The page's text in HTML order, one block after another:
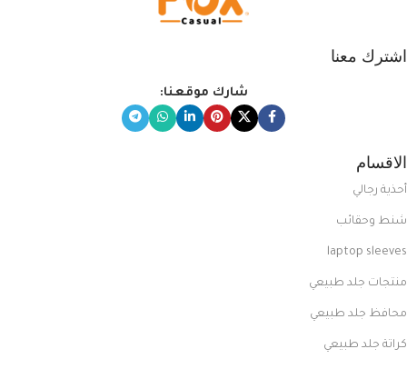
اشترك معنا
شارك موقعنا:
الاقسام
أحذية رجالي
شنط وحقائب
laptop sleeves
منتجات جلد طبيعي
محافظ جلد طبيعي
كراتة جلد طبيعي